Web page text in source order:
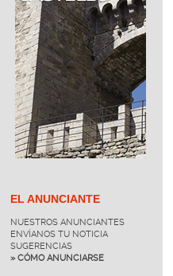
EL ANUNCIANTE
NUESTROS ANUNCIANTES
ENVÍANOS TU NOTICIA
SUGERENCIAS
» CÓMO ANUNCIARSE